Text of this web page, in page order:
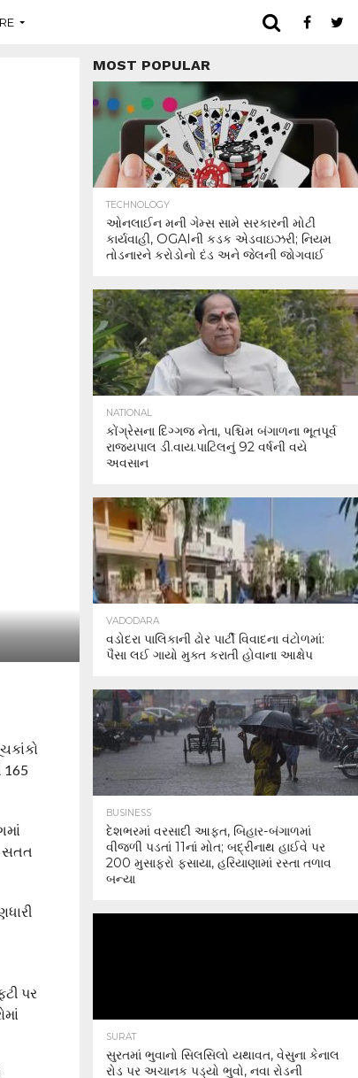
165
સતત
પર
MOST POPULAR
TECHNOLOGY
ઓનલાઈન મની ગેમ્સ સામે સરકારની મોટી
કાર્યવાહી, OGAIની કડક એડવાઇઝરી; નિયમ
તોડનારને કરોડોનો દંડ અને જેલની જોગવાઈ
NATIONAL
કોંગ્રેસના દિગ્ગજ નેતા, પશ્ચિમ બંગાળના ભૂતપૂર્વ
રાજ્યપાલ ડી.વાય.પાટિલનું 92 વર્ષની વયે
અવસાન
VADODARA
વડોદરા પાલિકાની ઢોર પાર્ટી વિવાદના વંટોળમાં:
પૈસા લઈ ગાયો મુક્ત કરાતી હોવાના આક્ષેપ
BUSINESS
દેશભરમાં વરસાદી આફત, બિહાર-બંગાળમાં
વીજળી પડતાં 11નાં મોત; બદ્રીનાથ હાઈવે પર
200 મુસાફરો ફસાયા, હરિયાણામાં રસ્તા તળાવ
બન્યા
SURAT
સુરતમાં ભુવાનો સિલસિલો યથાવત, વેસુના કેનાલ
રોડ પર અચાનક પડ્યો ભુવો, નવા રોડની